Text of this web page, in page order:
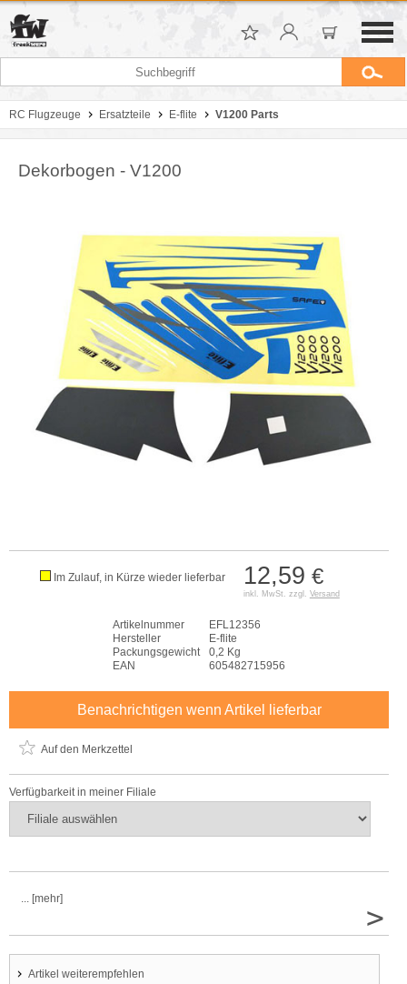
RC Flugzeuge Ersatzteile E-flite V1200 Parts
Dekorbogen - V1200
12,59 €
inkl. MwSt. zzgl. Versand
Im Zulauf, in Kürze wieder lieferbar
Artikelnummer
EFL12356
Hersteller
E-flite
Packungsgewicht
0,2 Kg
EAN
605482715956
Benachrichtigen wenn Artikel lieferbar
Auf den Merkzettel
Verfügbarkeit in meiner Filiale
... [mehr]
>
Artikel weiterempfehlen